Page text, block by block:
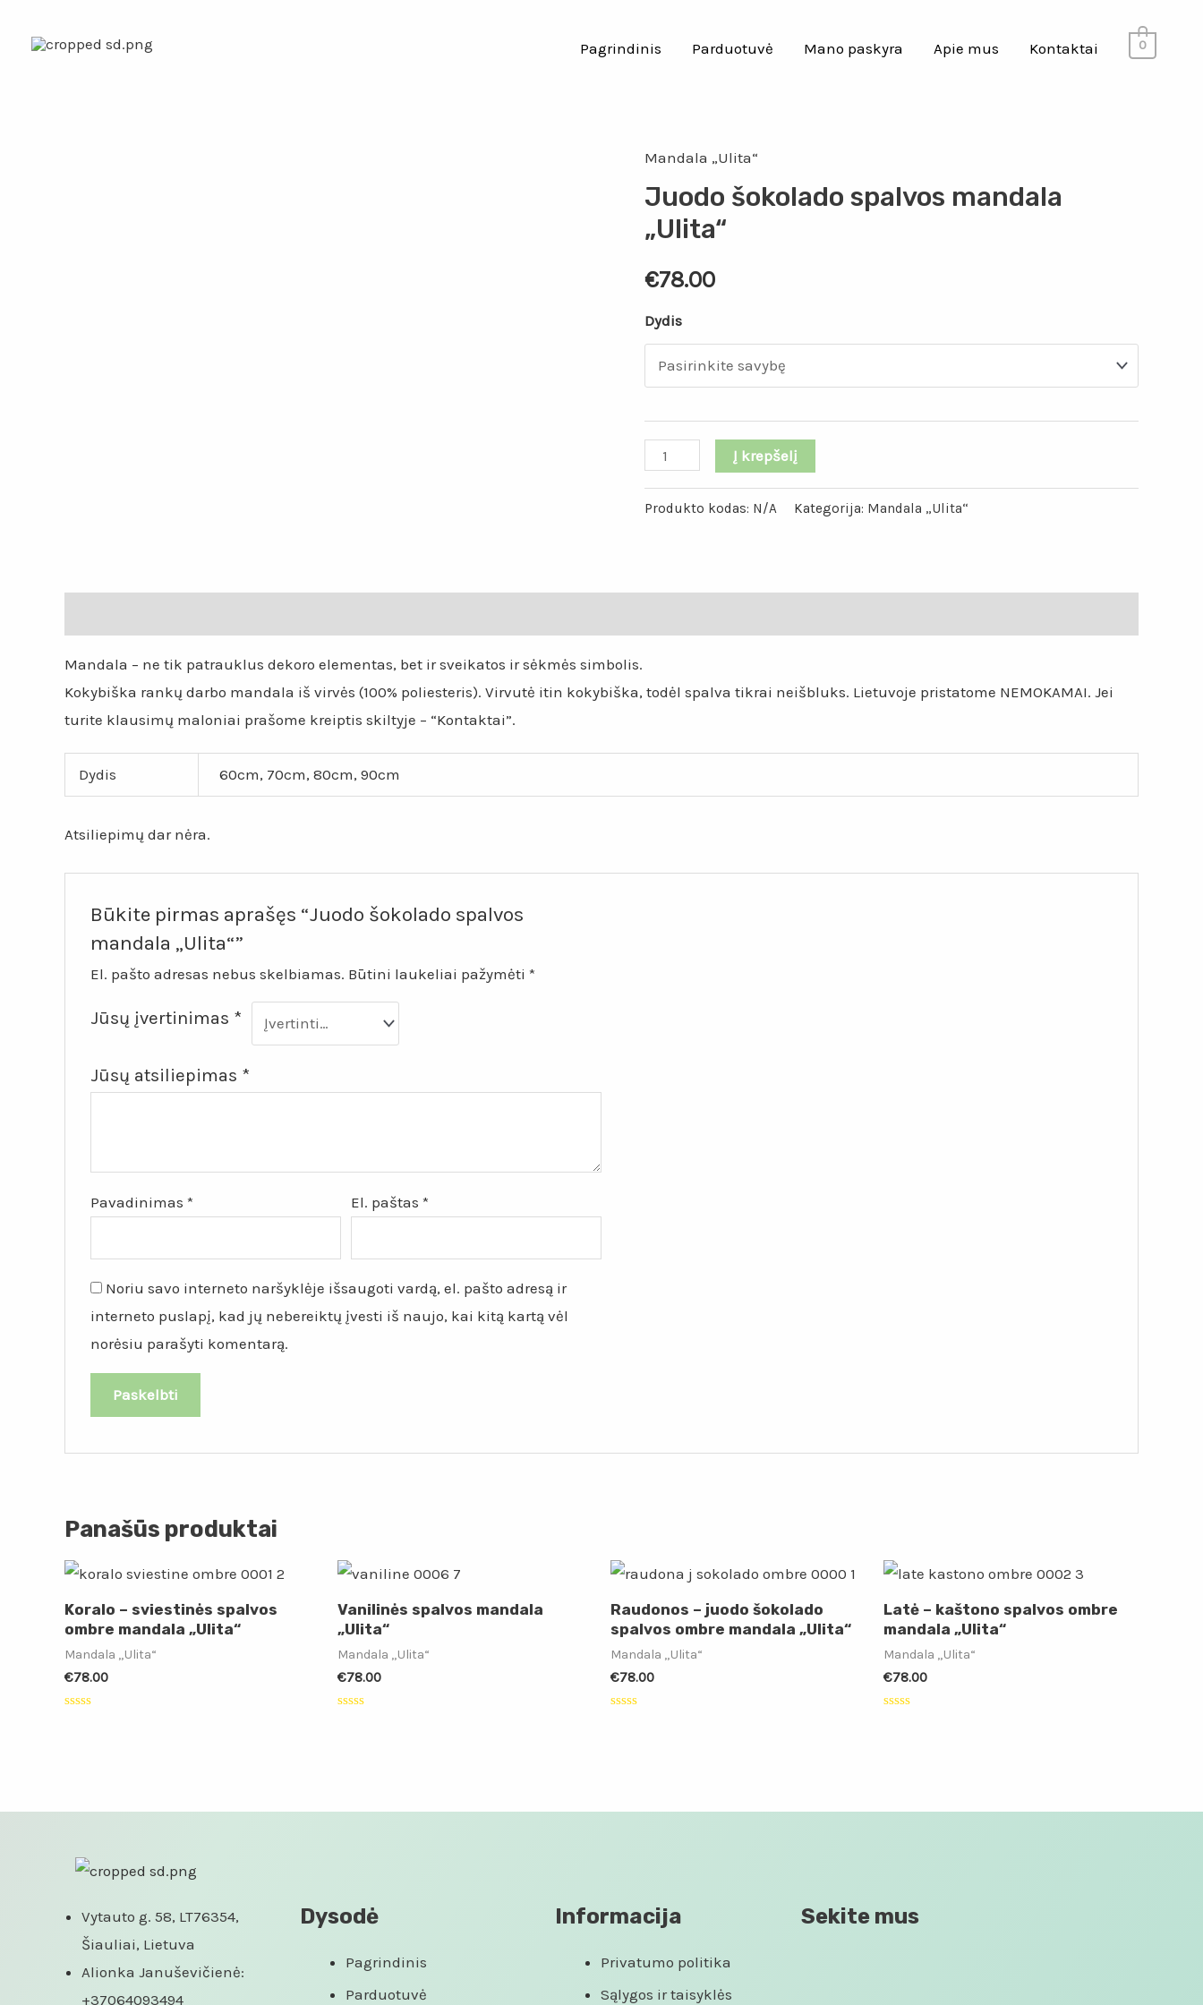
Pagrindinis Parduotuvė Mano paskyra Apie mus Kontaktai 0
Mandala „Ulita“
Juodo šokolado spalvos mandala
„Ulita“
€78.00
Dydis
Į krepšelį
Produkto kodas: N/A Kategorija: Mandala „Ulita“
Mandala – ne tik patrauklus dekoro elementas, bet ir sveikatos ir sėkmės simbolis.
Kokybiška rankų darbo mandala iš virvės (100% poliesteris). Virvutė itin kokybiška, todėl spalva tikrai neišbluks. Lietuvoje pristatome NEMOKAMAI. Jei
turite klausimų maloniai prašome kreiptis skiltyje – “Kontaktai”.
Dydis 60cm, 70cm, 80cm, 90cm
Atsiliepimų dar nėra.
Būkite pirmas aprašęs “Juodo šokolado spalvos
mandala „Ulita“”
El. pašto adresas nebus skelbiamas. Būtini laukeliai pažymėti*
Jūsų įvertinimas *
Jūsų atsiliepimas *
Pavadinimas* El. paštas*
Noriu savo interneto naršyklėje išsaugoti vardą, el. pašto adresą ir
interneto puslapį, kad jų nebereiktų įvesti iš naujo, kai kitą kartą vėl
norėsiu parašyti komentarą.
Panašūs produktai
Koralo – sviestinės spalvos
ombre mandala „Ulita“
Mandala „Ulita“
€78.00
Vanilinės spalvos mandala
„Ulita“
Mandala „Ulita“
€78.00
Raudonos – juodo šokolado
spalvos ombre mandala „Ulita“
Mandala „Ulita“
€78.00
Latė – kaštono spalvos ombre
mandala „Ulita“
Mandala „Ulita“
€78.00
Vytauto g. 58, LT76354,
Šiauliai, Lietuva
Alionka Januševičienė:
+37064093494
Dysodė
Pagrindinis
Parduotuvė
Informacija
Privatumo politika
Sąlygos ir taisyklės
Sekite mus